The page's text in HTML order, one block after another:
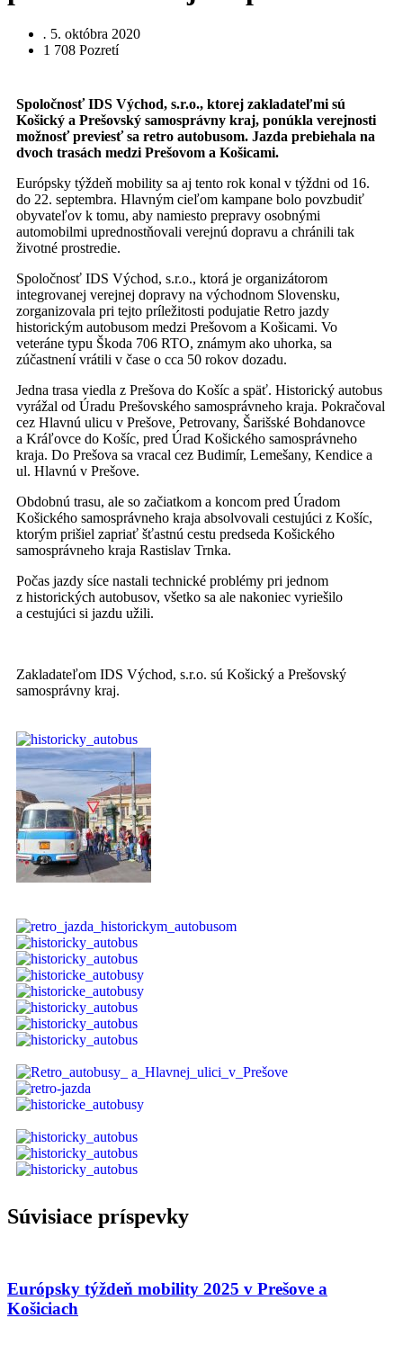
. 5. októbra 2020
1 708 Pozretí
Spoločnosť IDS Východ, s.r.o., ktorej zakladateľmi sú
Košický a Prešovský samosprávny kraj, ponúkla verejnosti
možnosť previesť sa retro autobusom. Jazda prebiehala na
dvoch trasách medzi Prešovom a Košicami.
Európsky týždeň mobility sa aj tento rok konal v týždni od 16.
do 22. septembra. Hlavným cieľom kampane bolo povzbudiť
obyvateľov k tomu, aby namiesto prepravy osobnými
automobilmi uprednostňovali verejnú dopravu a chránili tak
životné prostredie.
Spoločnosť IDS Východ, s.r.o., ktorá je organizátorom
integrovanej verejnej dopravy na východnom Slovensku,
zorganizovala pri tejto príležitosti podujatie Retro jazdy
historickým autobusom medzi Prešovom a Košicami. Vo
veteráne typu Škoda 706 RTO, známym ako uhorka, sa
zúčastnení vrátili v čase o cca 50 rokov dozadu.
Jedna trasa viedla z Prešova do Košíc a späť. Historický autobus
vyrážal od Úradu Prešovského samosprávneho kraja. Pokračoval
cez Hlavnú ulicu v Prešove, Petrovany, Šarišské Bohdanovce
a Kráľovce do Košíc, pred Úrad Košického samosprávneho
kraja. Do Prešova sa vracal cez Budimír, Lemešany, Kendice a
ul. Hlavnú v Prešove.
Obdobnú trasu, ale so začiatkom a koncom pred Úradom
Košického samosprávneho kraja absolvovali cestujúci z Košíc,
ktorým prišiel zapriať šťastnú cestu predseda Košického
samosprávneho kraja Rastislav Trnka.
Počas jazdy síce nastali technické problémy pri jednom
z historických autobusov, všetko sa ale nakoniec vyriešilo
a cestujúci si jazdu užili.
Zakladateľom IDS Východ, s.r.o. sú Košický a Prešovský
samosprávny kraj.
Súvisiace príspevky
Európsky týždeň mobility 2025 v Prešove a
Košiciach